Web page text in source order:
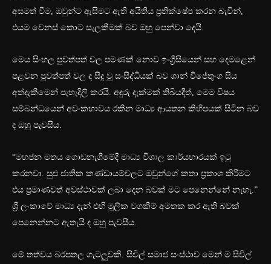
අසමත් වීම, ඔවුන්ට ඇසීමට ඇති අයිතිය ප්‍රතික්ෂේප කරන බැවින්,
එයම වෙනස් කොට සැලකීමක් බව ඔහු පෙන්වා දෙයි.
මෙය සිංහල පුවත්පත් වල පමණක් නොව ඉංග්‍රීසියෙන් සහ දෙමළෙන්
පළවන පුවත්පත් වල ද සිදු වූ සංසිද්ධියක් බව ශාන් විජේතුංග සිය
අත්දැකීමෙන් පැහැදිලි කරයි. අඳුරු දැක්මක් තිබියදීත්, මෙම විෂය
සම්බන්ධයෙන් අවංකභාවය රකින මාධ්‍ය ආයතන කිහිපයක් සිටින බව
ද ඔහු පැවසීය.
“මහජන මතය ගොඩනැගීමේදී මාධ්‍ය විශාල කාර්යභාරයක් ඉටු
කරනවා. සුළු ජාතික කණ්ඩායම්වලට ඔවුන්ගේ කතා ප්‍රකාශ කිරීමට
එය ප්‍රමාණවත් අවස්ථාවක් ලබා දෙන බවක් මට පෙනෙන්නේ නැහැ.”
ශ්‍රී ලංකාවේ මාධ්‍ය දැන් එහි මූලික වගකීම් අමතක කර ඇති බවක්
පෙනෙන්නට ඇතැයි ද ඔහු පැවසීය.
මේ තත්වය බරපතල ගැටලුවකි. සිවිල් සමාජ සංස්ථාව මෙන් ම සිවිල්